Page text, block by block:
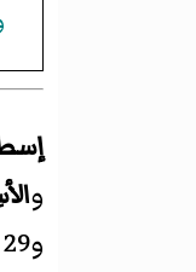
و
و29 ألفَ نسمة.